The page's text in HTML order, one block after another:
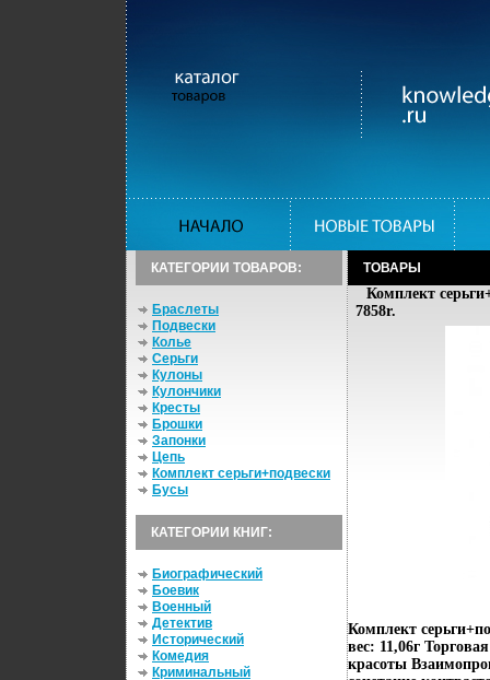
КАТЕГОРИИ ТОВАРОВ:
Браслеты
Подвески
Колье
Серьги
Кулоны
Кулончики
Кресты
Брошки
Запонки
Цепь
Комплект серьги+подвески
Бусы
КАТЕГОРИИ КНИГ:
Биографический
Боевик
Военный
Детектив
Исторический
Комедия
Криминальный
ТОВАРЫ
Комплект
7858r.
Комплект
вес: 11,06г
красоты